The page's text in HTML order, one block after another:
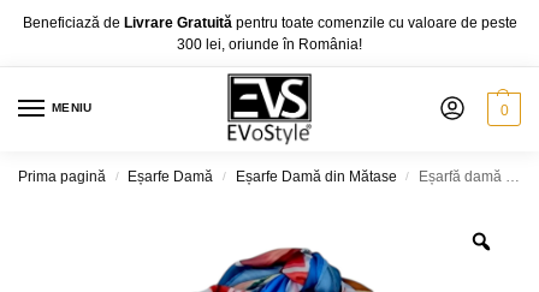
Beneficiază de Livrare Gratuită pentru toate comenzile cu valoare de peste
300 lei, oriunde în România!
MENIU 0
Prima pagină / Eșarfe Damă / Eșarfe Damă din Mătase / Eșarfă damă pătrată Portofino Dream 2024-05#4 – 70×70 cm, 50% Mătase & 50% Vîscoză, Cutie Cadou